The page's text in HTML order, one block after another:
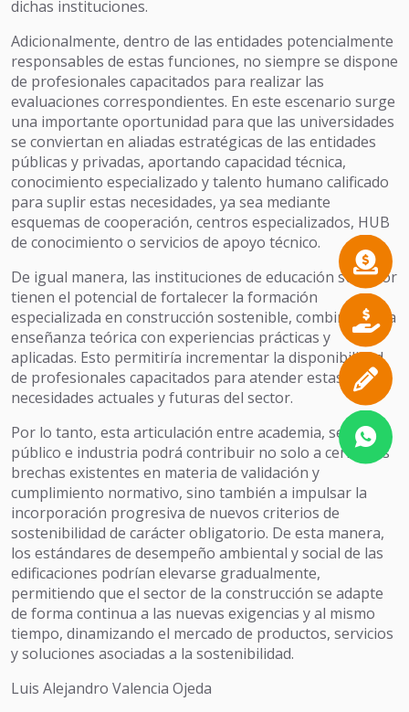
dichas instituciones.
Adicionalmente, dentro de las entidades potencialmente
responsables de estas funciones, no siempre se dispone
de profesionales capacitados para realizar las
evaluaciones correspondientes. En este escenario surge
una importante oportunidad para que las universidades
se conviertan en aliadas estratégicas de las entidades
públicas y privadas, aportando capacidad técnica,
conocimiento especializado y talento humano calificado
para suplir estas necesidades, ya sea mediante
esquemas de cooperación, centros especializados, HUB
de conocimiento o servicios de apoyo técnico.
De igual manera, las instituciones de educación superior
tienen el potencial de fortalecer la formación
especializada en construcción sostenible, combinando la
enseñanza teórica con experiencias prácticas y
aplicadas. Esto permitiría incrementar la disponibilidad
de profesionales capacitados para atender estas
necesidades actuales y futuras del sector.
Por lo tanto, esta articulación entre academia, sector
público e industria podrá contribuir no solo a cerrar las
brechas existentes en materia de validación y
cumplimiento normativo, sino también a impulsar la
incorporación progresiva de nuevos criterios de
sostenibilidad de carácter obligatorio. De esta manera,
los estándares de desempeño ambiental y social de las
edificaciones podrían elevarse gradualmente,
permitiendo que el sector de la construcción se adapte
de forma continua a las nuevas exigencias y al mismo
tiempo, dinamizando el mercado de productos, servicios
y soluciones asociadas a la sostenibilidad.
Luis Alejandro Valencia Ojeda